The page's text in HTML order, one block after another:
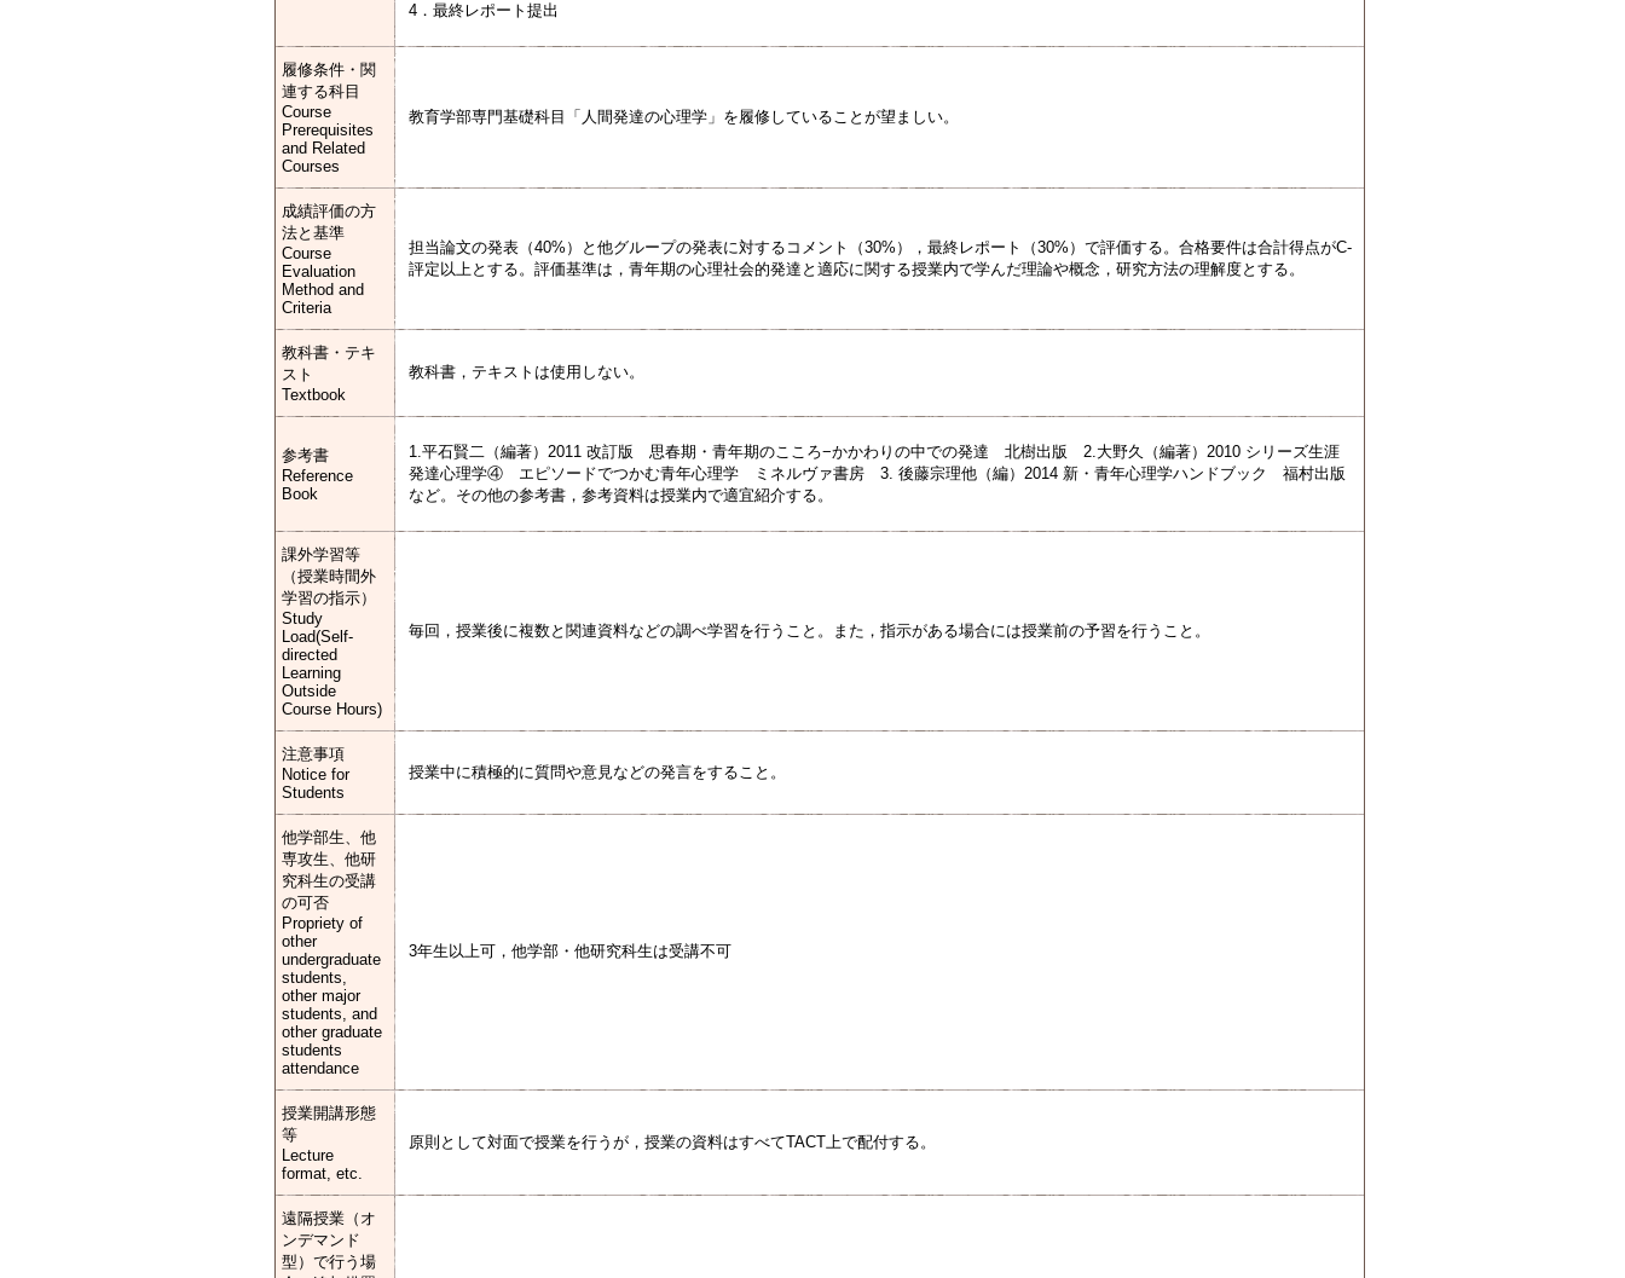
4．最終レポート提出
履修条件・関
連する科目
Course
Prerequisites
and Related
Courses
教育学部専門基礎科目「人間発達の心理学」を履修していることが望ましい。
成績評価の方
法と基準
Course
Evaluation
Method and
Criteria
担当論文の発表（40%）と他グループの発表に対するコメント（30%），最終レポート（30%）で評価する。合格要件は合計得点がC-
評定以上とする。評価基準は，青年期の心理社会的発達と適応に関する授業内で学んだ理論や概念，研究方法の理解度とする。
教科書・テキ
スト
Textbook
教科書，テキストは使用しない。
参考書
Reference
Book
1.平石賢二（編著）2011 改訂版 思春期・青年期のこころ−かかわりの中での発達 北樹出版 2.大野久（編著）2010 シリーズ生涯
発達心理学④ エピソードでつかむ青年心理学 ミネルヴァ書房 3. 後藤宗理他（編）2014 新・青年心理学ハンドブック 福村出版
など。その他の参考書，参考資料は授業内で適宜紹介する。
課外学習等
（授業時間外
学習の指示）
Study
Load(Self-
directed
Learning
Outside
Course Hours)
毎回，授業後に複数と関連資料などの調べ学習を行うこと。また，指示がある場合には授業前の予習を行うこと。
注意事項
Notice for
Students
授業中に積極的に質問や意見などの発言をすること。
他学部生、他
専攻生、他研
究科生の受講
の可否
Propriety of
other
undergraduate
students,
other major
students, and
other graduate
students
attendance
3年生以上可，他学部・他研究科生は受講不可
授業開講形態
等
Lecture
format, etc.
原則として対面で授業を行うが，授業の資料はすべてTACT上で配付する。
遠隔授業（オ
ンデマンド
型）で行う場